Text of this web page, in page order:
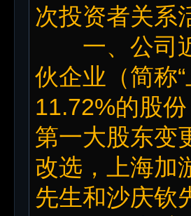
次投资者关系
一、公司近
伙企业（简称
11.72%的股
第一大股东变
改选，上海加
先生和沙庆钦